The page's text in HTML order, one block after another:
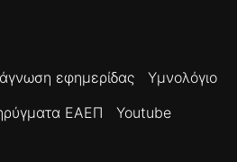
εφημερίδας
Υμνολόγιο
ΕΑΕΠ
Youtube